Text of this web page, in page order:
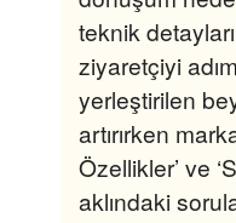
teknik
ziyaretçiyi
yerleştirilen
artırırken
Özellikler’ ve
aklındaki